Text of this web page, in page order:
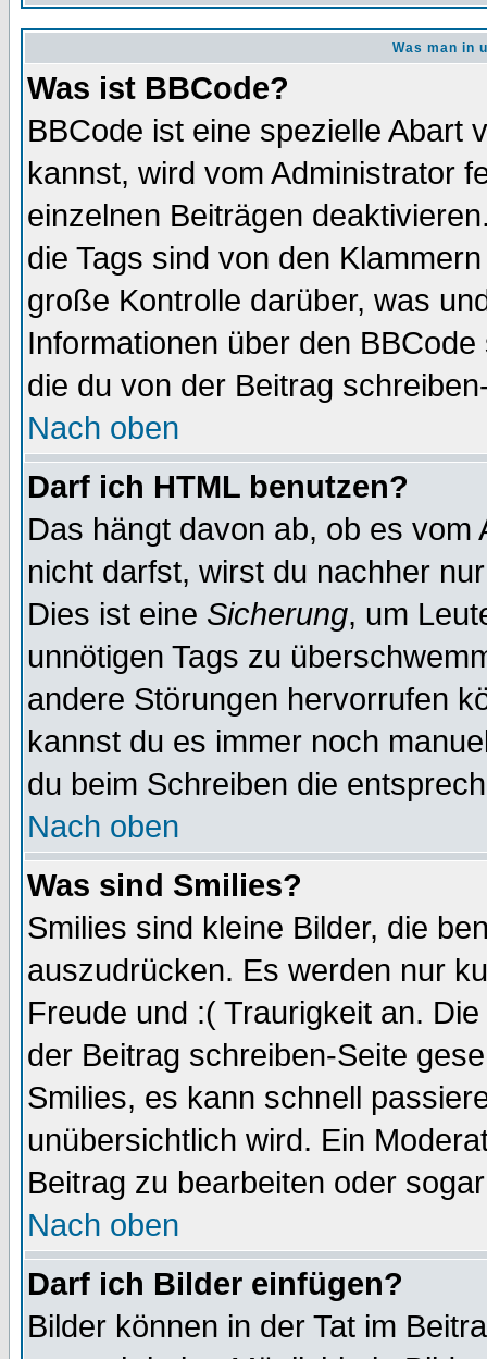
Was man in
Was ist BBCode?
BBCode ist eine spezielle Abart
kannst, wird vom Administrator
einzelnen Beiträgen
die Tags sind von den
große Kontrolle darüber, was
Informationen über den
die du von der Beitrag
Nach oben
Darf ich HTML benutzen?
Das hängt davon ab, ob es
nicht darfst, wirst du nachher
Dies ist eine Sicherung, um
unnötigen Tags zu
andere Störungen hervorrufen
kannst du es immer noch
du beim Schreiben die
Nach oben
Was sind Smilies?
Smilies sind kleine Bilder, die
auszudrücken. Es werden nur
Freude und :( Traurigkeit an.
der Beitrag schreiben-Seite
Smilies, es kann schnell
unübersichtlich wird. Ein
Beitrag zu bearbeiten oder
Nach oben
Darf ich Bilder einfügen?
Bilder können in der Tat im